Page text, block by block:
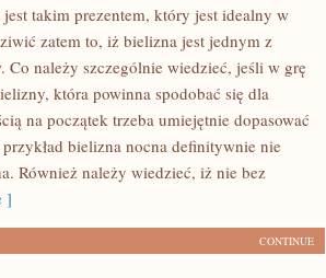
takim prezentem, który jest idealny w
zatem to, iż bielizna jest jednym z
Co należy szczególnie wiedzieć, jeśli w grę
która powinna spodobać się dla
na początek trzeba umiejętnie dopasować
bielizna nocna definitywnie nie
Również należy wiedzieć, iż nie bez
]
CONTINUE